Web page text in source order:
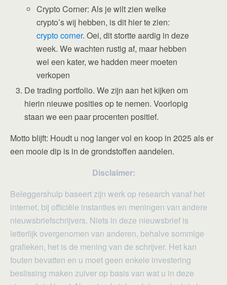
Crypto Corner: Als je wilt zien welke
crypto’s wij hebben, is dit hier te zien:
crypto corner. Oei, dit stortte aardig in deze
week. We wachten rustig af, maar hebben
wel een kater, we hadden meer moeten
verkopen
De trading portfolio. We zijn aan het kijken om
hierin nieuwe posities op te nemen. Voorlopig
staan we een paar procenten positief.
Motto blijft: Houdt u nog langer vol en koop in 2025 als er
een mooie dip is in de grondstoffen aandelen.
Disclaimer:
Beleggershulp baseert zijn werk op research vanaf het
internet, bij officiële instanties en meningen van andere
nieuwsbriefschrijvers. Niets in deze nieuwsbrief is
letterlijk overgenomen van anderen, behalve sommige
grafieken, het is de mening van de schrijver. Het kan
fouten bevatten en u moet geen enkele investering
beslissing maken zuiver op basis van wat u in deze